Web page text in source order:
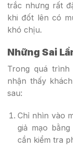
trắc nhưng rất
khi đốt lên có
khó chịu.
Những Sai
Trong quá
nhận thấy
sau:
Chỉ nhìn vào
giả mạo
cần kiểm tra